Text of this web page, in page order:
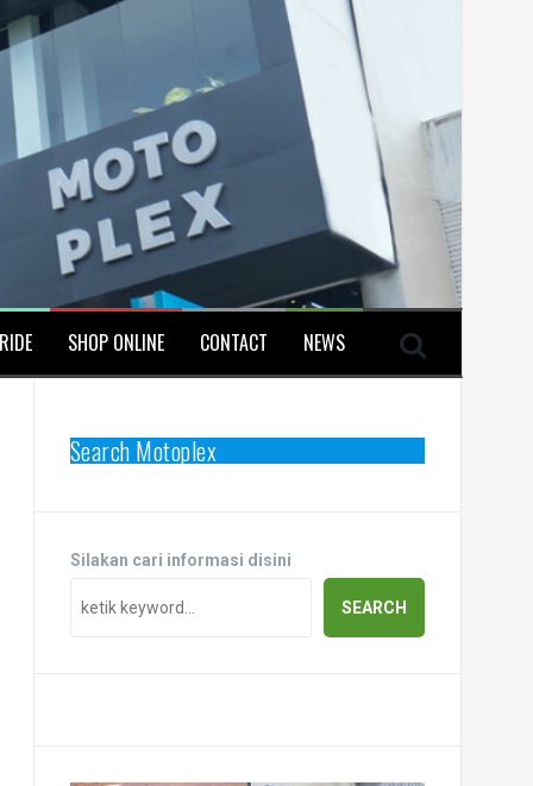
SHOP ONLINE CONTACT NEWS
Search Motoplex
Silakan cari informasi disini
SEARCH